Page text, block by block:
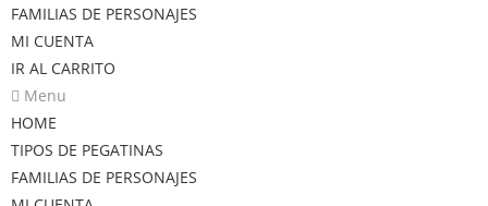
FAMILIAS DE PERSONAJES
MI CUENTA
IR AL CARRITO
Menu
HOME
TIPOS DE PEGATINAS
FAMILIAS DE PERSONAJES